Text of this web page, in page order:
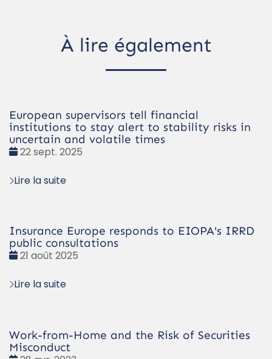
À lire également
European supervisors tell financial
institutions to stay alert to stability risks in
uncertain and volatile times
Date
22 sept. 2025
Lire la suite
Insurance Europe responds to EIOPA's IRRD
public consultations
Date
21 août 2025
Lire la suite
Work-from-Home and the Risk of Securities
Misconduct